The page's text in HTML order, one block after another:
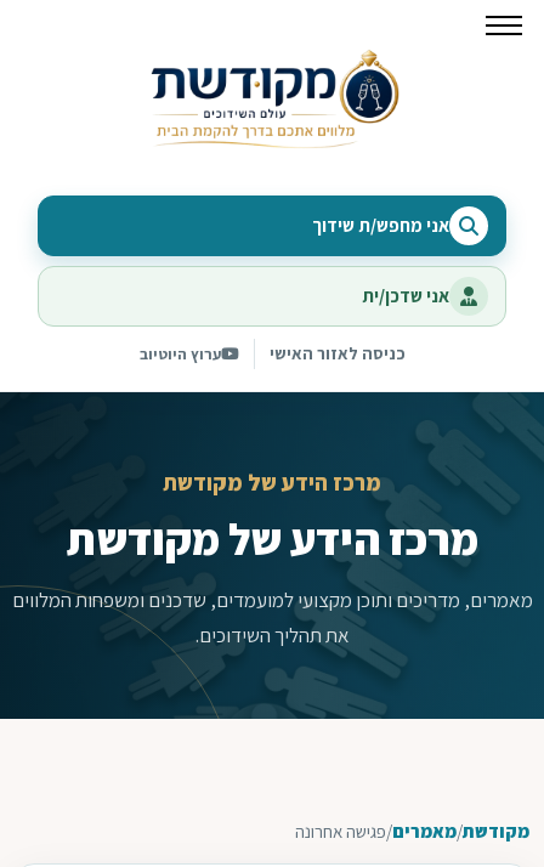
אני מחפש/ת שידוך
אני שדכן/ית
כניסה לאזור האישי ערוץ היוטיוב
מרכז הידע של מקודשת
מרכז הידע של מקודשת
מאמרים, מדריכים ותוכן מקצועי למועמדים, שדכנים ומשפחות המלווים
את תהליך השידוכים.
מקודשת/מאמרים/פגישה אחרונה